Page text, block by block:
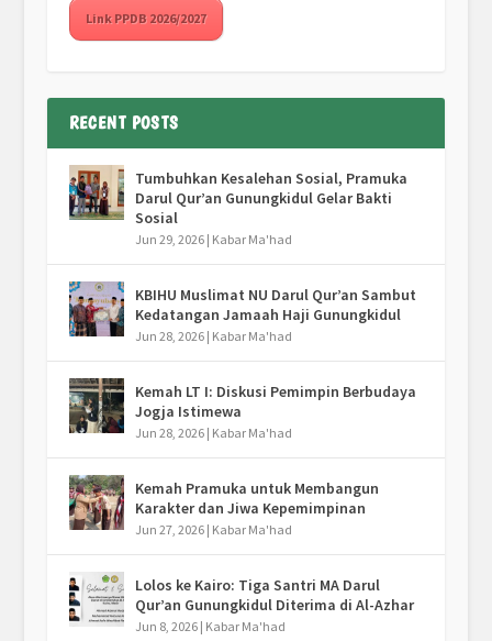
Link PPDB 2026/2027
RECENT POSTS
Tumbuhkan Kesalehan Sosial, Pramuka
Darul Qur’an Gunungkidul Gelar Bakti
Sosial
Jun 29, 2026| Kabar Ma'had
KBIHU Muslimat NU Darul Qur’an Sambut
Kedatangan Jamaah Haji Gunungkidul
Jun 28, 2026| Kabar Ma'had
Kemah LT I: Diskusi Pemimpin Berbudaya
Jogja Istimewa
Jun 28, 2026| Kabar Ma'had
Kemah Pramuka untuk Membangun
Karakter dan Jiwa Kepemimpinan
Jun 27, 2026| Kabar Ma'had
Lolos ke Kairo: Tiga Santri MA Darul
Qur’an Gunungkidul Diterima di Al-Azhar
Jun 8, 2026| Kabar Ma'had